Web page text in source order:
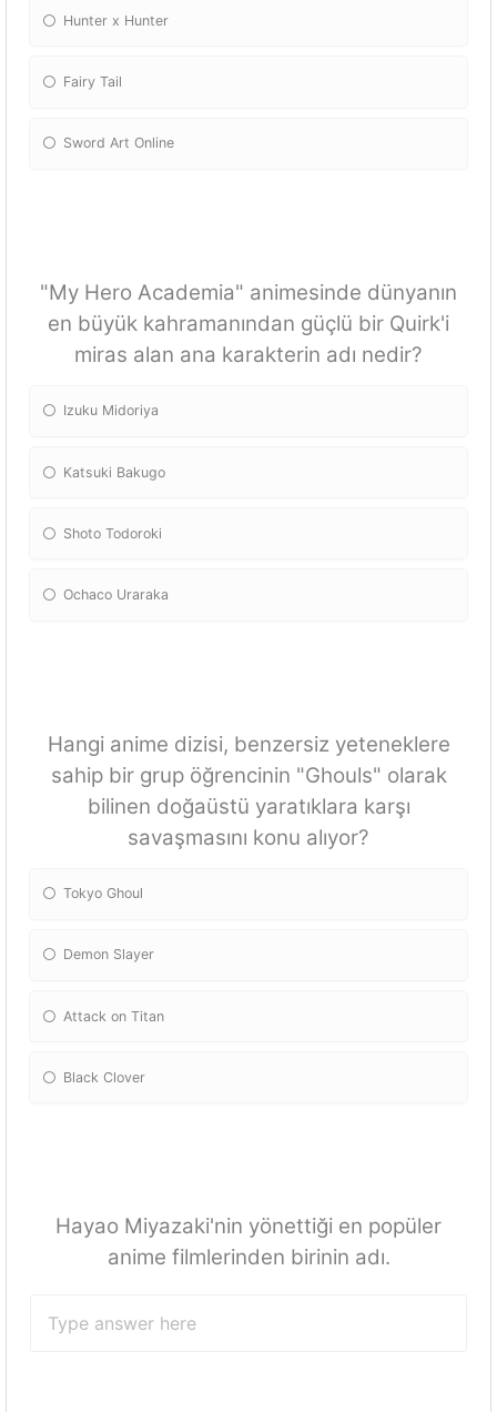
Hunter x Hunter
Fairy Tail
Sword Art Online
"My Hero Academia" animesinde dünyanın
en büyük kahramanından güçlü bir Quirk'i
miras alan ana karakterin adı nedir?
Izuku Midoriya
Katsuki Bakugo
Shoto Todoroki
Ochaco Uraraka
Hangi anime dizisi, benzersiz yeteneklere
sahip bir grup öğrencinin "Ghouls" olarak
bilinen doğaüstü yaratıklara karşı
savaşmasını konu alıyor?
Tokyo Ghoul
Demon Slayer
Attack on Titan
Black Clover
Hayao Miyazaki'nin yönettiği en popüler
anime filmlerinden birinin adı.